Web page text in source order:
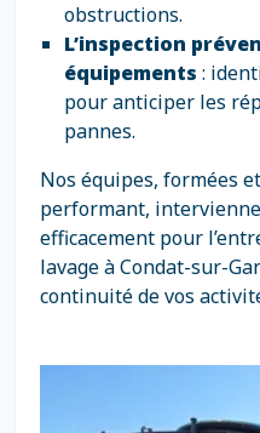
obstructions.
L’inspection
équipements :
pour anticiper les
pannes.
Nos équipes, formées
performant,
efficacement pour
lavage à Condat-sur-
continuité de vos